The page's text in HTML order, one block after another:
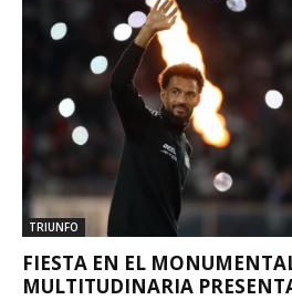
TRIUNFO
FIESTA EN EL
MULTITUDINARIA